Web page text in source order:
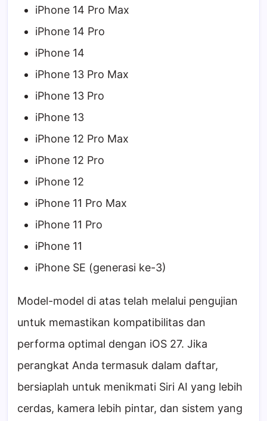
iPhone 14 Pro Max
iPhone 14 Pro
iPhone 14
iPhone 13 Pro Max
iPhone 13 Pro
iPhone 13
iPhone 12 Pro Max
iPhone 12 Pro
iPhone 12
iPhone 11 Pro Max
iPhone 11 Pro
iPhone 11
iPhone SE (generasi ke-3)
Model-model di atas telah melalui pengujian
untuk memastikan kompatibilitas dan
performa optimal dengan iOS 27. Jika
perangkat Anda termasuk dalam daftar,
bersiaplah untuk menikmati Siri AI yang lebih
cerdas, kamera lebih pintar, dan sistem yang